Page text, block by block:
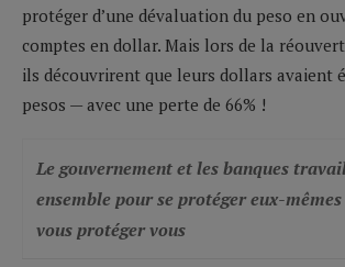
protéger d’une dévaluation du peso en
comptes en dollar. Mais lors de la
ils découvrirent que leurs dollars avaient
pesos — avec une perte de 66% !
Le gouvernement et les banques
ensemble pour se protéger eux-
vous protéger vous